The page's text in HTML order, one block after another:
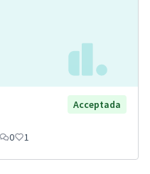
Acceptada
0 1